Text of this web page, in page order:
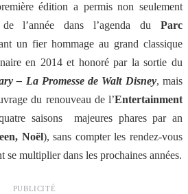
édition a permis non seulement
l’année dans l’agenda du Parc
un fier hommage au grand classique
en 2014 et honoré par la sortie du
– La Promesse de Walt Disney, mais
du renouveau de l’Entertainment
saisons majeures phares par an
Noël), sans compter les rendez-vous
se multiplier dans les prochaines années.
PUBLICITÉ